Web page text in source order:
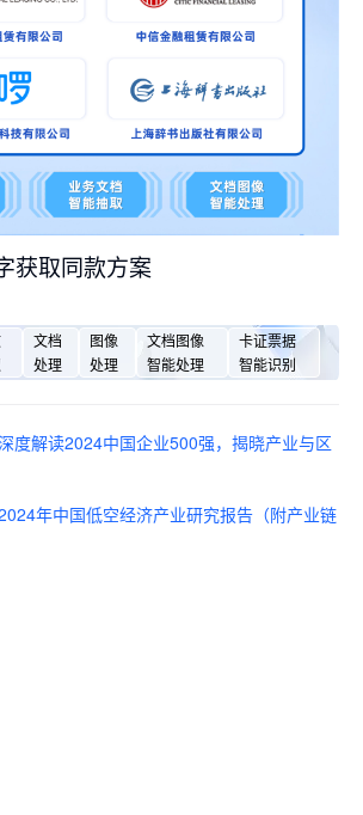
获取同款方案
文档
处理
图像
处理
文档图像
智能处理
卡证票据
智能识别
度解读2024中国企业500强，揭晓产业与区
年中国低空经济产业研究报告（附产业链